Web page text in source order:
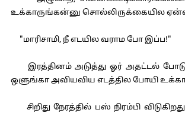
உக்காருங்கன்னு சொல்லிருக்கையில ஏன்ல
"மாரிசாமி, நீ எடயில வராம போ இப்ப!"
இரத்தினம் அடுத்து ஓர் அதட்டல்
ஒளுங்கா அவியவிய எடத்தில போயி
சிறிது நேரத்தில் பஸ் நிரம்பி